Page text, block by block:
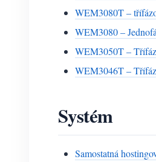
WEM3080T –
WEM3080 –
WEM3050T –
WEM3046T –
Systém
Samostatná